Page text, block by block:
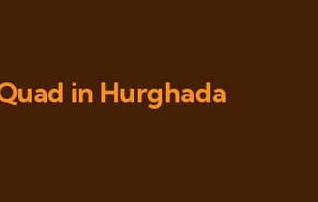
in Hurghada